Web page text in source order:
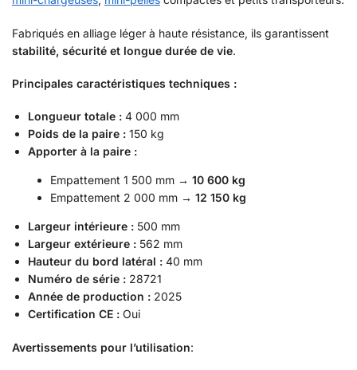
Fabriqués en alliage léger à haute résistance, ils garantissent
stabilité, sécurité et longue durée de vie.
Principales caractéristiques techniques :
Longueur totale : 4 000 mm
Poids de la paire : 150 kg
Apporter à la paire :
Empattement 1 500 mm → 10 600 kg
Empattement 2 000 mm → 12 150 kg
Largeur intérieure : 500 mm
Largeur extérieure : 562 mm
Hauteur du bord latéral : 40 mm
Numéro de série : 28721
Année de production : 2025
Certification CE : Oui
Avertissements pour l’utilisation: